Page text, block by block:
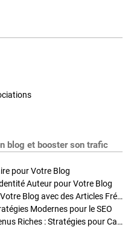
blog et booster son trafic
pour Votre Blog
Auteur pour Votre Blog
Stratégies de Publication : Boostez Votre Blog avec des Articles Fréquents et Exclusifs
Modernes pour le SEO
Enrichir Vos Articles avec des Contenus Riches : Stratégies pour Captiver et Optimiser